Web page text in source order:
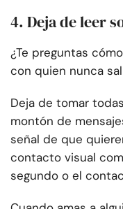
4. Deja de leer
¿Te preguntas
con quien nunca
Deja de tomar
montón de
señal de que
contacto visual
segundo o el